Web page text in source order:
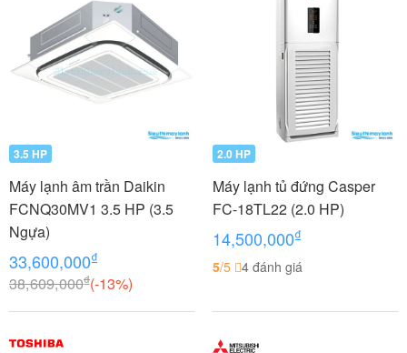
3.5 HP
Máy lạnh âm trần Daikin
FCNQ30MV1 3.5 HP (3.5
Ngựa)
33,600,000₫
38,609,000₫(-13%)
2.0 HP
Máy lạnh tủ đứng Casper
FC-18TL22 (2.0 HP)
14,500,000₫
5/5 4 đánh giá